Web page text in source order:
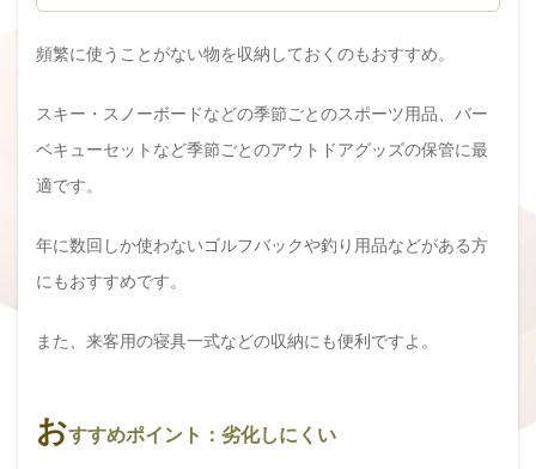
頻繁に使うことがない物を収納しておくのもおすすめ。
スキー・スノーボードなどの季節ごとのスポーツ用品、バー
ベキューセットなど季節ごとのアウトドアグッズの保管に最
適です。
年に数回しか使わないゴルフバックや釣り用品などがある方
にもおすすめです。
また、来客用の寝具一式などの収納にも便利ですよ。
おすすめポイント：劣化しにくい